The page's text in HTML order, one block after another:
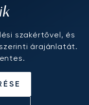
szakértővel, és
árajánlatát.